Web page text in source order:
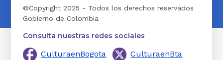
©Copyright 2025 - Todos los derechos reservados
Gobierno de Colombia
Consulta nuestras redes sociales
CulturaenBogota
CulturaenBta